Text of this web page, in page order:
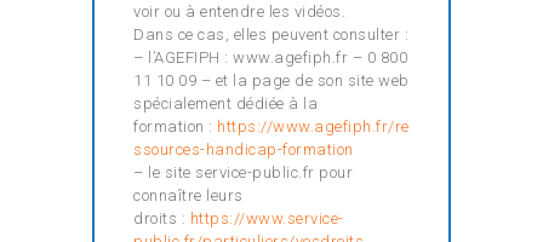
voir ou à entendre les vidéos.
Dans ce cas, elles peuvent consulter :
– l’AGEFIPH : www.agefiph.fr – 0 800
11 10 09 – et la page de son site web
spécialement dédiée à la
formation : https://www.agefiph.fr/re
ssources-handicap-formation
– le site service-public.fr pour
connaître leurs
droits : https://www.service-